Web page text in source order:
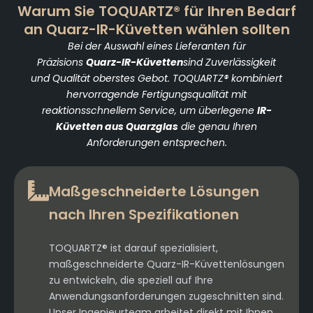
Warum Sie TOQUARTZ® für Ihren Bedarf
an Quarz-IR-Küvetten wählen sollten
Bei der Auswahl eines Lieferanten für
Präzisions Quarz-IR-Küvettensind Zuverlässigkeit
und Qualität oberstes Gebot. TOQUARTZ® kombiniert
hervorragende Fertigungsqualität mit
reaktionsschnellem Service, um überlegene IR-
Küvetten aus Quarzglas die genau Ihren
Anforderungen entsprechen.
Maßgeschneiderte Lösungen
nach Ihren Spezifikationen
TOQUARTZ® ist darauf spezialisiert,
maßgeschneiderte Quarz-IR-Küvettenlösungen
zu entwickeln, die speziell auf Ihre
Anwendungsanforderungen zugeschnitten sind.